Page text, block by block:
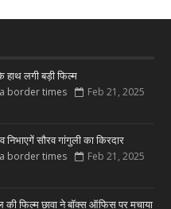
हाथ लगी बड़ी फिल्म
border times Feb 21, 2025
निभाएगें सौरव गांगुली का किरदार
border times Feb 21, 2025
की फिल्म छावा ने बॉक्स ऑफिस पर मचाया